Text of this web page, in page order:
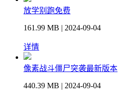
放学别跑免费
161.99 MB | 2024-09-04
详情
像素战斗僵尸突袭最新版本
440.39 MB | 2024-09-04